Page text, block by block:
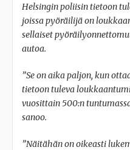
Helsingin poliisin tietoon
joissa pyöräilijä on
sellaiset
autoa.
”Se on aika paljon, kun
tietoon tuleva
vuosittain 500:n
sanoo.
”Näitähän on oikeasti